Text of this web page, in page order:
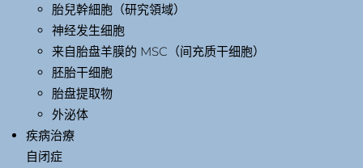
胎兒幹細胞（研究領域）
神经发生细胞
来自胎盘羊膜的 MSC（间充质干细胞）
胚胎干细胞
胎盘提取物
外泌体
疾病治療
自闭症